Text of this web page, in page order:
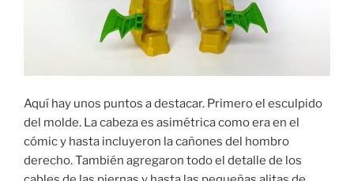
Aquí hay unos puntos a destacar. Primero el esculpido
del molde. La cabeza es asimétrica como era en el
cómic y hasta incluyeron la cañones del hombro
derecho. También agregaron todo el detalle de los